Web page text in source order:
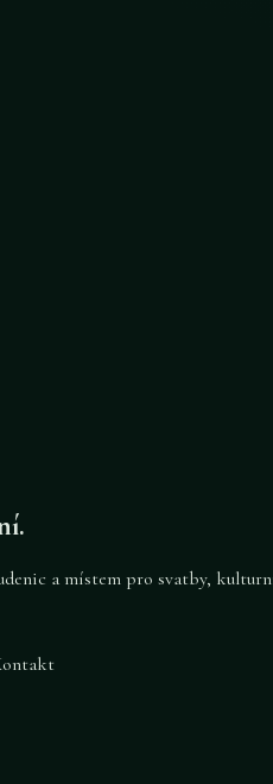
a místem pro svatby,